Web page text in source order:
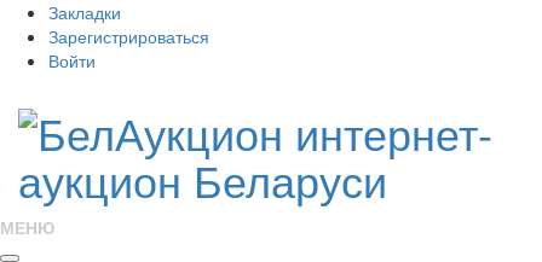
Закладки
Зарегистрироваться
Войти
МЕНЮ